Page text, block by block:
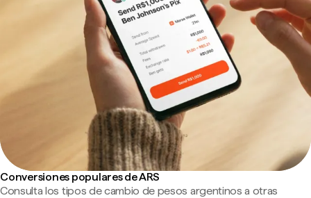
Conversiones populares de ARS
Consulta los tipos de cambio de pesos argentinos a otras